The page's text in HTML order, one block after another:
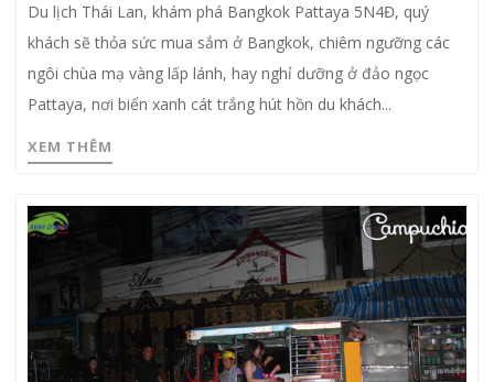
Du lịch Thái Lan, khám phá Bangkok Pattaya 5N4Đ, quý
khách sẽ thỏa sức mua sắm ở Bangkok, chiêm ngưỡng các
ngôi chùa mạ vàng lấp lánh, hay nghỉ dưỡng ở đảo ngọc
Pattaya, nơi biển xanh cát trắng hút hồn du khách...
XEM THÊM